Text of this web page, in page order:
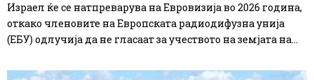
Израел ќе се натпреварува на Евровизија во 2026 година,
откако членовите на Европската радиодифузна унија
(ЕБУ) одлучија да не гласаат за учеството на земјата на...